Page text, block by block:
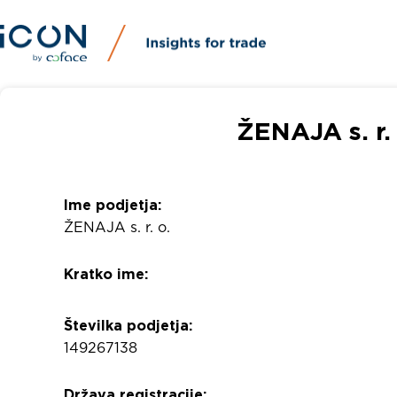
ŽENAJA s.
Ime podjetja:
ŽENAJA s. r. o.
Kratko ime:
Številka podjetja:
149267138